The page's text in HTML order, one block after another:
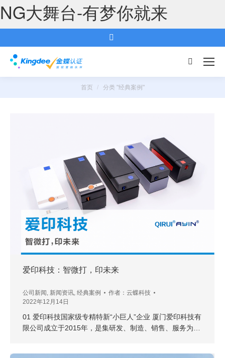
NG大舞台-有梦你就来
搜
您的位置：
首页 分类 "经典案例"
爱印科技：智微打，印未来
公司新闻 , 新闻资讯, 经典案例 作者： 云蝶科技
2022年12月14日
01 爱印科技国家级专精特新“小巨人”企业 厦门爱印科技有
限公司成立于2015年，是集研发、制造、销售、服务为…